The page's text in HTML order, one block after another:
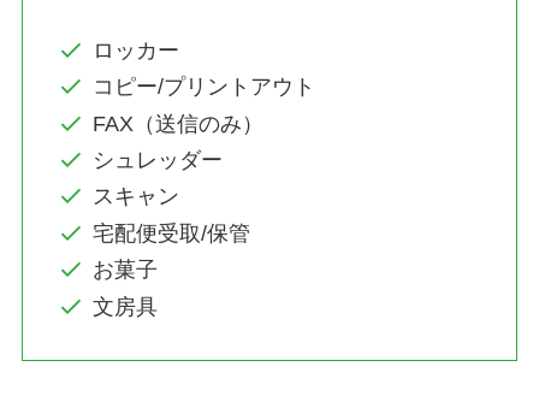
ロッカー
コピー/プリントアウト
FAX（送信のみ）
シュレッダー
スキャン
宅配便受取/保管
お菓子
文房具